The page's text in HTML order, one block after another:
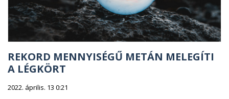
REKORD MENNYISÉGŰ METÁN MELEGÍTI
A LÉGKÖRT
2022. április. 13 0:21